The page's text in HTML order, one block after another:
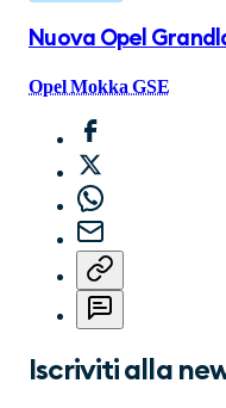
Nuova Opel
Opel Mokka GSE
Iscriviti alla